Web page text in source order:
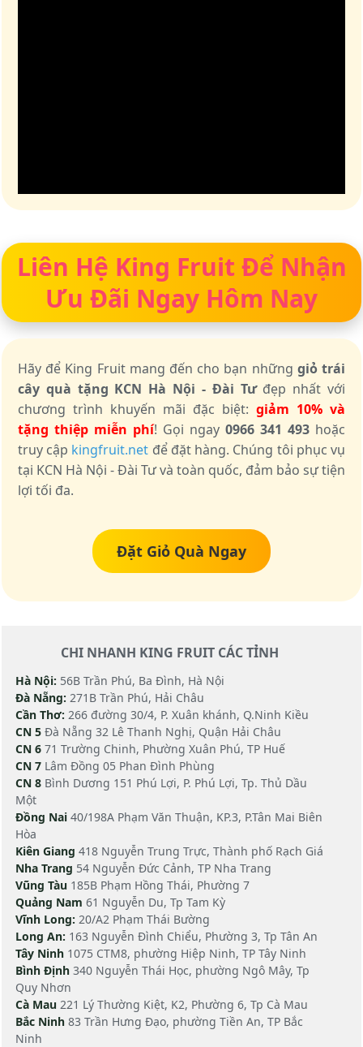
Liên Hệ King Fruit Để Nhận
Ưu Đãi Ngay Hôm Nay
Hãy để King Fruit mang đến cho bạn những giỏ trái
cây quà tặng KCN Hà Nội - Đài Tưđẹp nhất với
chương trình khuyến mãi đặc biệt: giảm 10% và
tặng thiệp miễn phí! Gọi ngay 0966 341 493 hoặc
truy cập kingfruit.net để đặt hàng. Chúng tôi phục vụ
tại KCN Hà Nội - Đài Tư và toàn quốc, đảm bảo sự tiện
lợi tối đa.
Đặt Giỏ Quà Ngay
CHI NHANH KING FRUIT CÁC TỈNH
Hà Nội: 56B Trần Phú, Ba Đình, Hà Nội
Đà Nẵng: 271B Trần Phú, Hải Châu
Cần Thơ: 266 đường 30/4, P. Xuân khánh, Q.Ninh Kiều
CN 5 Đà Nẵng 32 Lê Thanh Nghị, Quận Hải Châu
CN 6 71 Trường Chinh, Phường Xuân Phú, TP Huế
CN 7 Lâm Đồng 05 Phan Đình Phùng
CN 8 Bình Dương 151 Phú Lợi, P. Phú Lợi, Tp. Thủ Dầu
Một
Đồng Nai 40/198A Phạm Văn Thuận, KP.3, P.Tân Mai Biên
Hòa
Kiên Giang 418 Nguyễn Trung Trực, Thành phố Rạch Giá
Nha Trang 54 Nguyễn Đức Cảnh, TP Nha Trang
Vũng Tàu 185B Phạm Hồng Thái, Phường 7
Quảng Nam 61 Nguyễn Du, Tp Tam Kỳ
Vĩnh Long: 20/A2 Phạm Thái Bường
Long An: 163 Nguyễn Đình Chiểu, Phường 3, Tp Tân An
Tây Ninh 1075 CTM8, phường Hiệp Ninh, TP Tây Ninh
Bình Định 340 Nguyễn Thái Học, phường Ngô Mây, Tp
Quy Nhơn
Cà Mau 221 Lý Thường Kiệt, K2, Phường 6, Tp Cà Mau
Bắc Ninh 83 Trần Hưng Đạo, phường Tiền An, TP Bắc
Ninh